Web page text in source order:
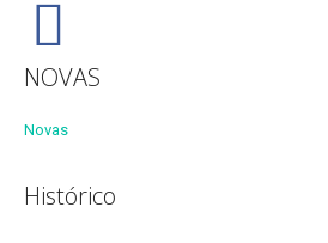
NOVAS
Novas
Histórico